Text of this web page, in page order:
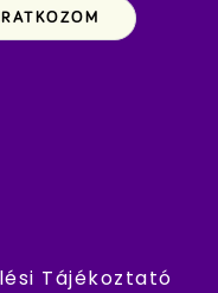
Tájékoztató